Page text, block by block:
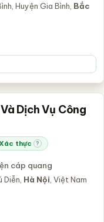
Huyện Gia Bình, Bắc
Dịch Vụ Công
thực ?
cáp quang
Diễn, Hà Nội , Việt Nam